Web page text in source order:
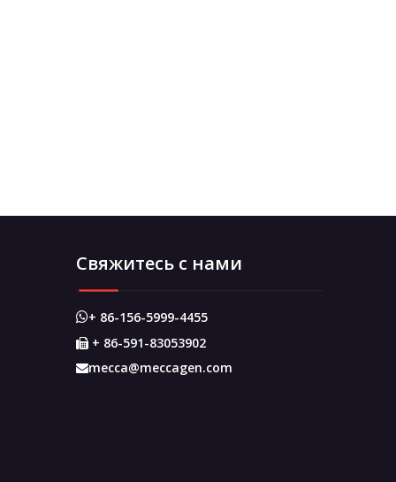
Свяжитесь с нами
+ 86-156-5999-4455
 + 86-591-83053902
mecca@meccagen.com